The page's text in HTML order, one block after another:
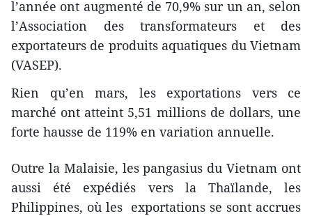
l’année ont augmenté de 70,9% sur un an, selon
l’Association des transformateurs et des
exportateurs de produits aquatiques du Vietnam
(VASEP).
Rien qu’en mars, les exportations vers ce
marché ont atteint 5,51 millions de dollars, une
forte hausse de 119% en variation annuelle.
Outre la Malaisie, les pangasius du Vietnam ont
aussi été expédiés vers la Thaïlande, les
Philippines, où les exportations se sont accrues